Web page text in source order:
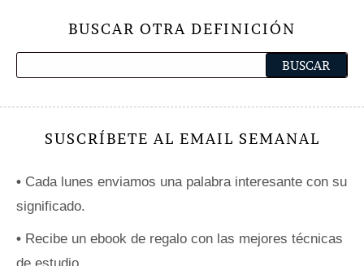
BUSCAR OTRA DEFINICIÓN
SUSCRÍBETE AL EMAIL SEMANAL
• Cada lunes enviamos una palabra interesante con su
significado.
• Recibe un ebook de regalo con las mejores técnicas